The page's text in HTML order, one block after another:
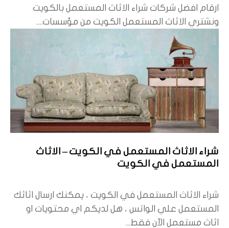
ارقام افضل شركات شراء الاثاث المستعمل بالكويت
ونشتري الاثاث المستعمل الكويت من مؤسسات....
شراء الاثاث المستعمل في الكويت – الاثاث
المستعمل في الكويت
شراء الاثاث المستعمل في الكويت ، يمكنك ارسال اثاثك
المستعمل علي الواتس ، هل لديكم اي محتويات او
اثاث مستعمل الآن فقط...